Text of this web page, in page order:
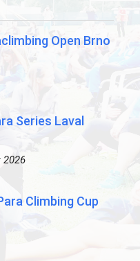
Open Brno
Series Laval
2026
Climbing Cup